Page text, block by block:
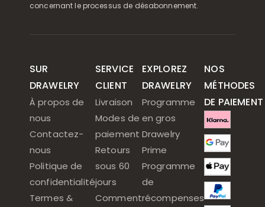
concernant le processus de désabonnement.
SUR
DRAWELRY
À propos de
nous
Contactez-
nous
Politique de
confidentialité
Termes &
SERVICE
CLIENT
Livraison
Modes de
paiement
Retours
sous 60
jours
Comment
EXPLOREZ
DRAWELRY
Programme
en gros
Drawelry
Prime
Programme
de
récompenses
NOS
MÉTHODES
DE PAIEMENT